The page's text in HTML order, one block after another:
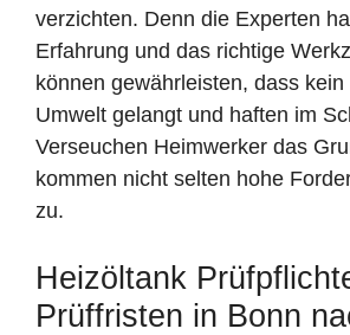
verzichten. Denn die Experten
Erfahrung und das richtige
können gewährleisten, dass
Umwelt gelangt und haften im
Verseuchen Heimwerker das
kommen nicht selten hohe
zu.
Heizöltank
Prüffristen in Bonn